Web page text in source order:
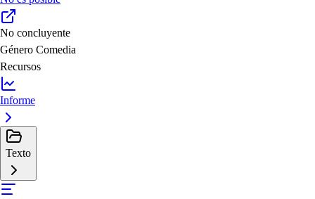
No concluyente
Género Comedia
Recursos
Informe
Texto